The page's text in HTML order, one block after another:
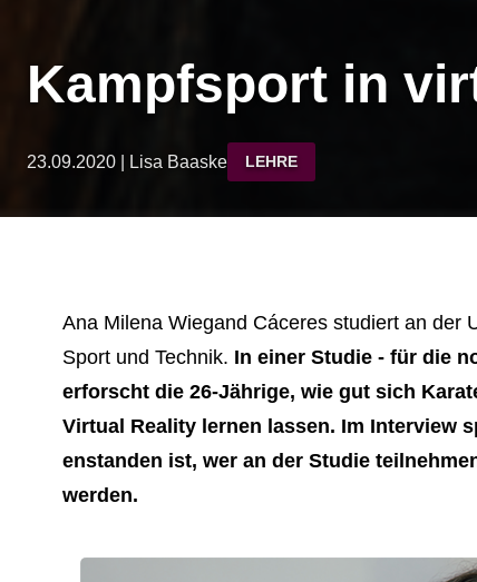
Kampfsport in
23.09.2020 | Lisa Baaske LEHRE
Ana Milena Wiegand Cáceres studiert an der
Sport und Technik. In einer Studie - für die
erforscht die 26-Jährige, wie gut sich
Virtual Reality lernen lassen. Im Interview
enstanden ist, wer an der Studie
werden.